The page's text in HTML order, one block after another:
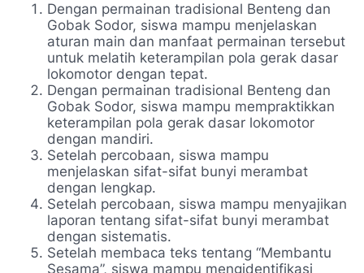
Dengan permainan tradisional Benteng dan
Gobak Sodor, siswa mampu menjelaskan
aturan main dan manfaat permainan tersebut
untuk melatih keterampilan pola gerak dasar
lokomotor dengan tepat.
Dengan permainan tradisional Benteng dan
Gobak Sodor, siswa mampu mempraktikkan
keterampilan pola gerak dasar lokomotor
dengan mandiri.
Setelah percobaan, siswa mampu
menjelaskan sifat-sifat bunyi merambat
dengan lengkap.
Setelah percobaan, siswa mampu menyajikan
laporan tentang sifat-sifat bunyi merambat
dengan sistematis.
Setelah membaca teks tentang “Membantu
Sesama”, siswa mampu mengidentifikasi